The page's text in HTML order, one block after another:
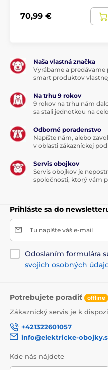
Technické špecifikácie sa
predchádzajúceho
ilustračný charakter.
Produkt je zaradený
Pelechy a búdy
Pre velké psy
70,99 €
Naša vlastná značka
Vyrábame a
smart produktov
Na trhu 9 rokov
9 rokov na trhu nám
sa stali jednotkou na
Odborné poradenstvo
Napíšte nám, alebo
v oblasti zákazníckej
Servis obojkov
Servis obojkov je
spoločnosti, ktorý vám
Prihláste sa do
Tu napíšte váš e-mail
Odoslaním formulára
svojich osobných
Potrebujete poradiť offline
Zákaznický servis je k
+421322601057
info@elektricke-
Kde nás nájdete